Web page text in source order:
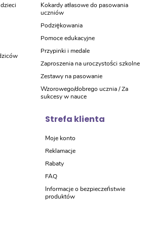
Kokardy atłasowe do pasowania
uczniów
Podziękowania
Pomoce edukacyjne
Przypinki i medale
Zaproszenia na uroczystości szkolne
Zestawy na pasowanie
Wzorowego/dobrego ucznia / Za
sukcesy w nauce
Strefa klienta
Moje konto
Reklamacje
Rabaty
FAQ
Informacje o bezpieczeństwie
produktów